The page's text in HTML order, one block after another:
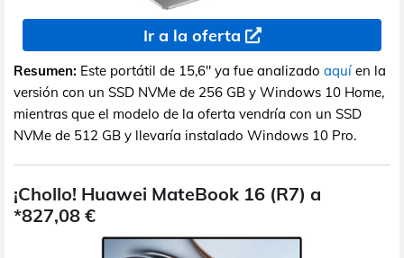
Ir a la oferta
Resumen: Este portátil de 15,6" ya fue analizado aquí en la
versión con un SSD NVMe de 256 GB y Windows 10 Home,
mientras que el modelo de la oferta vendría con un SSD
NVMe de 512 GB y llevaría instalado Windows 10 Pro.
¡Chollo! Huawei MateBook 16 (R7) a
*827,08 €